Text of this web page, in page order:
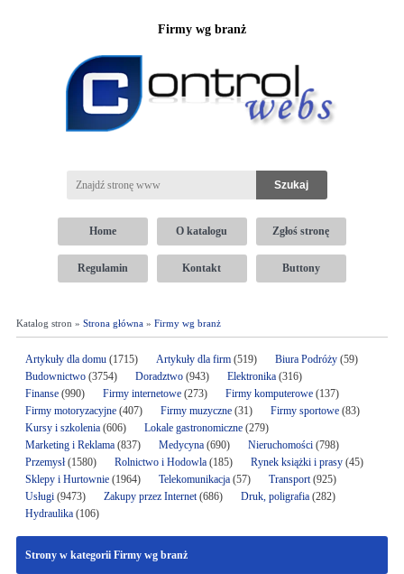
Firmy wg branż
Home O katalogu Zgłoś stronę
Regulamin Kontakt Buttony
Katalog stron » Strona główna» Firmy wg branż
Artykuły dla domu(1715) Artykuły dla firm(519) Biura Podróży(59)
Budownictwo(3754) Doradztwo(943) Elektronika (316)
Finanse(990) Firmy internetowe (273) Firmy komputerowe(137)
Firmy motoryzacyjne(407) Firmy muzyczne(31) Firmy sportowe(83)
Kursy i szkolenia(606) Lokale gastronomiczne(279)
Marketing i Reklama(837) Medycyna(690) Nieruchomości(798)
Przemysł(1580) Rolnictwo i Hodowla(185) Rynek książki i prasy(45)
Sklepy i Hurtownie(1964) Telekomunikacja(57) Transport(925)
Usługi(9473) Zakupy przez Internet(686) Druk, poligrafia(282)
Hydraulika(106)
Strony w kategorii Firmy wg branż